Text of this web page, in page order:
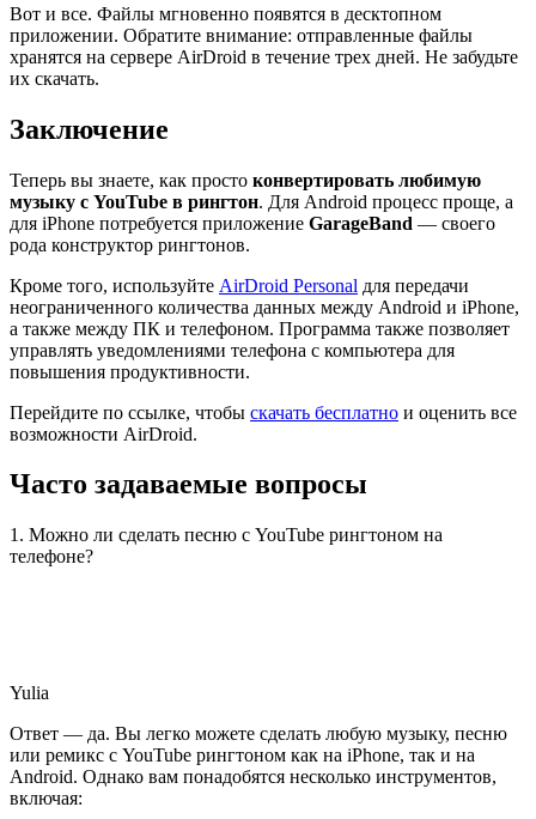
Вот и все. Файлы мгновенно появятся в десктопном
приложении. Обратите внимание: отправленные файлы
хранятся на сервере AirDroid в течение трех дней. Не забудьте
их скачать.
Заключение
Теперь вы знаете, как просто конвертировать любимую
музыку с YouTube в рингтон. Для Android процесс проще, а
для iPhone потребуется приложение GarageBand — своего
рода конструктор рингтонов.
Кроме того, используйте AirDroid Personal для передачи
неограниченного количества данных между Android и iPhone,
а также между ПК и телефоном. Программа также позволяет
управлять уведомлениями телефона с компьютера для
повышения продуктивности.
Перейдите по ссылке, чтобы скачать бесплатно и оценить все
возможности AirDroid.
Часто задаваемые вопросы
1. Можно ли сделать песню с YouTube рингтоном на
телефоне?
Yulia
Ответ — да. Вы легко можете сделать любую музыку, песню
или ремикс с YouTube рингтоном как на iPhone, так и на
Android. Однако вам понадобятся несколько инструментов,
включая: